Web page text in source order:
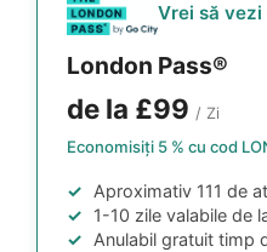
Vrei să
London Pass®
de la £99 / Zi
Economisiți 5 % cu cod
Aproximativ 111 de
1-10 zile valabile de
Anulabil gratuit timp